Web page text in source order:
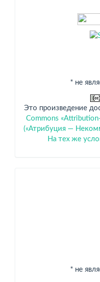
* не
Это произведение
Commons
(«Атрибуция —
На тех же
* не